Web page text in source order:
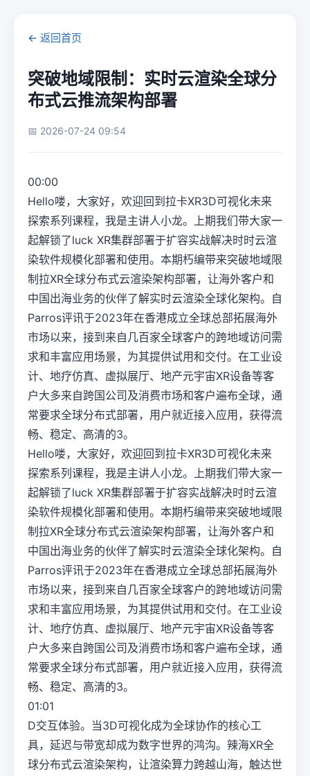
← 返回首页
突破地域限制：实时云渲染全球分
布式云推流架构部署
📅 2026-07-24 09:54
00:00
Hello喽，大家好，欢迎回到拉卡XR3D可视化未来
探索系列课程，我是主讲人小龙。上期我们带大家一
起解锁了luck XR集群部署于扩容实战解决时时云渲
染软件规模化部署和使用。本期朽编带来突破地域限
制拉XR全球分布式云渲染架构部署，让海外客户和
中国出海业务的伙伴了解实时云渲染全球化架构。自
Parros评讯于2023年在香港成立全球总部拓展海外
市场以来，接到来自几百家全球客户的跨地域访问需
求和丰富应用场景，为其提供试用和交付。在工业设
计、地疗仿真、虚拟展厅、地产元宇宙XR设备等客
户大多来自跨国公司及消费市场和客户遍布全球，通
常要求全球分布式部署，用户就近接入应用，获得流
畅、稳定、高清的3。
Hello喽，大家好，欢迎回到拉卡XR3D可视化未来
探索系列课程，我是主讲人小龙。上期我们带大家一
起解锁了luck XR集群部署于扩容实战解决时时云渲
染软件规模化部署和使用。本期朽编带来突破地域限
制拉XR全球分布式云渲染架构部署，让海外客户和
中国出海业务的伙伴了解实时云渲染全球化架构。自
Parros评讯于2023年在香港成立全球总部拓展海外
市场以来，接到来自几百家全球客户的跨地域访问需
求和丰富应用场景，为其提供试用和交付。在工业设
计、地疗仿真、虚拟展厅、地产元宇宙XR设备等客
户大多来自跨国公司及消费市场和客户遍布全球，通
常要求全球分布式部署，用户就近接入应用，获得流
畅、稳定、高清的3。
01:01
D交互体验。当3D可视化成为全球协作的核心工
具，延迟与带宽却成为数字世界的鸿沟。辣海XR全
球分布式云渲染架构，让渲染算力跨越山海，触达世